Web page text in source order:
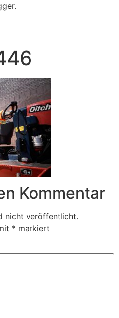
Kommentar
nicht veröffentlicht.
* markiert